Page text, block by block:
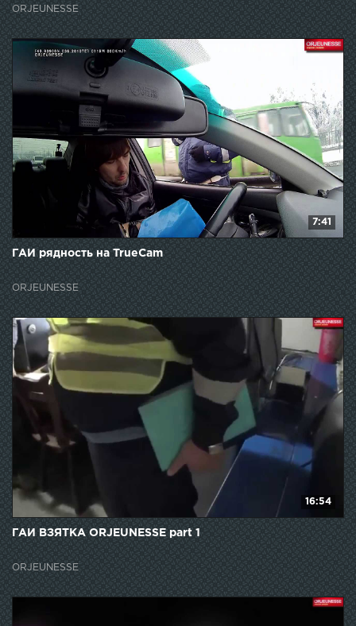
ORJEUNESSE
7:41
ГАИ рядность на TrueCam
ORJEUNESSE
16:54
ГАИ ВЗЯТКА ORJEUNESSE part 1
ORJEUNESSE